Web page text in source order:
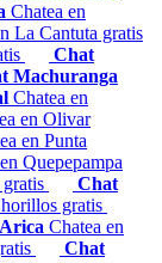
Chatea en
La Cantuta gratis
Chat
Machuranga
Chatea en
en Olivar
en Punta
Quepepampa
Chat
gratis
Chatea en
Chat